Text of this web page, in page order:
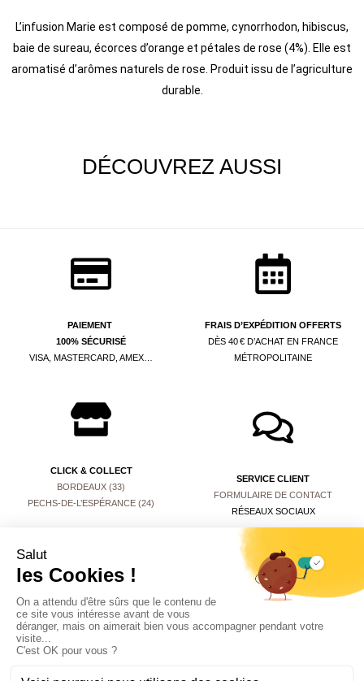
L’infusion Marie est composé de pomme, cynorrhodon, hibiscus,
baie de sureau, écorces d’orange et pétales de rose (4%). Elle est
aromatisé d’arômes naturels de rose. Produit issu de l’agriculture
durable.
DÉCOUVREZ AUSSI
PAIEMENT
100% SÉCURISÉ
VISA, MASTERCARD, AMEX…
FRAIS D’EXPÉDITION OFFERTS
DÈS 40 € D’ACHAT EN FRANCE
MÉTROPOLITAINE
CLICK & COLLECT
BORDEAUX (33)
PECHS-DE-L’ESPÉRANCE (24)
SERVICE CLIENT
FORMULAIRE DE CONTACT
RÉSEAUX SOCIAUX
Mentions légales